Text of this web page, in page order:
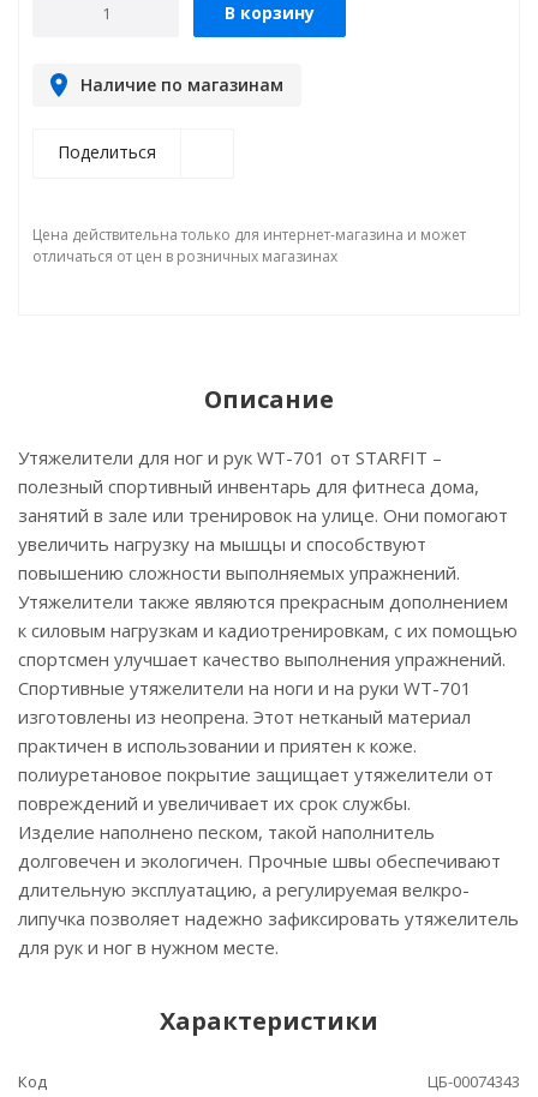
В корзину
Наличие по магазинам
Поделиться
Цена действительна только для интернет-магазина и может
отличаться от цен в розничных магазинах
Описание
Утяжелители для ног и рук WT-701 от STARFIT –
полезный спортивный инвентарь для фитнеса дома,
занятий в зале или тренировок на улице. Они помогают
увеличить нагрузку на мышцы и способствуют
повышению сложности выполняемых упражнений.
Утяжелители также являются прекрасным дополнением
к силовым нагрузкам и кадиотренировкам, с их помощью
спортсмен улучшает качество выполнения упражнений.
Спортивные утяжелители на ноги и на руки WT-701
изготовлены из неопрена. Этот нетканый материал
практичен в использовании и приятен к коже.
полиуретановое покрытие защищает утяжелители от
повреждений и увеличивает их срок службы.
Изделие наполнено песком, такой наполнитель
долговечен и экологичен. Прочные швы обеспечивают
длительную эксплуатацию, а регулируемая велкро-
липучка позволяет надежно зафиксировать утяжелитель
для рук и ног в нужном месте.
Характеристики
Код ЦБ-00074343